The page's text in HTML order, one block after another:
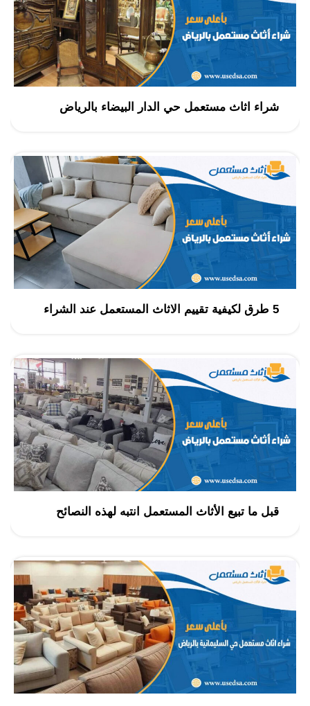
شراء اثاث مستعمل حي الدار البيضاء بالرياض
5 طرق لكيفية تقييم الاثاث المستعمل عند الشراء
قبل ما تبيع الأثاث المستعمل انتبه لهذه النصائح